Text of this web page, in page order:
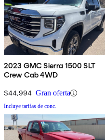
2023 GMC Sierra 1500 SLT
Crew Cab 4WD
$44,994 Gran oferta
Incluye tarifas de conc.